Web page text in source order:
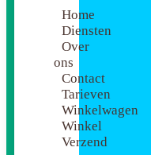
Home
Diensten
Over
ons
Contact
Tarieven
Winkelwagen
Winkel
Verzend